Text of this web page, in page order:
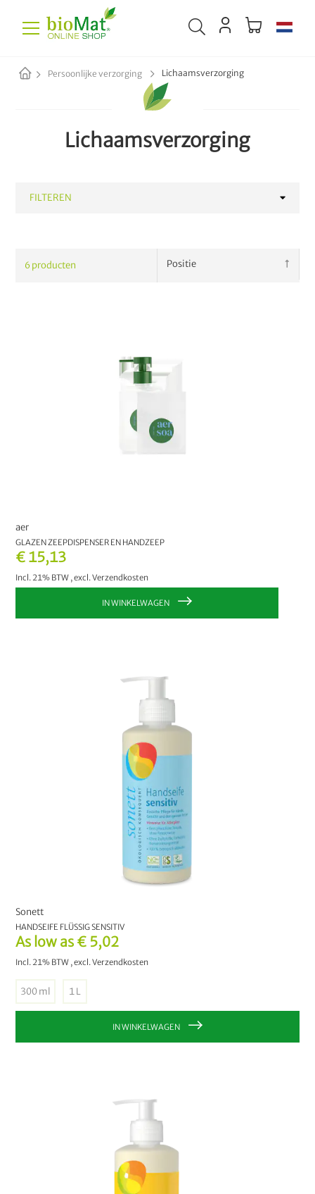
Persoonlijke verzorging Lichaamsverzorging
Lichaamsverzorging
6 producten
€ 15,13
Incl. 21% BTW ,excl.Verzendkosten
aer
GLAZEN ZEEPDISPENSER EN HANDZEEP
IN WINKELWAGEN
As low as € 5,02
Incl. 21% BTW ,excl.Verzendkosten
300 ml 1 L
Sonett
HANDSEIFE FLÜSSIG SENSITIV
IN WINKELWAGEN
FILTEREN
Tandhygiëne
KIES UW OPTIE: